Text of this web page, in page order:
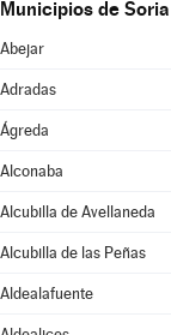
Municipios de Soria
Abejar
Adradas
Ágreda
Alconaba
Alcubilla de Avellaneda
Alcubilla de las Peñas
Aldealafuente